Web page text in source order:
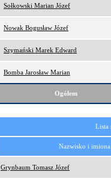
Sołkowski Marian Józef
Nowak Bogusław Józef
Szymański Marek Edward
Bomba Jarosław Marian
Ogółem
Lista
Nazwisko i imiona
Grynbaum Tomasz Józef